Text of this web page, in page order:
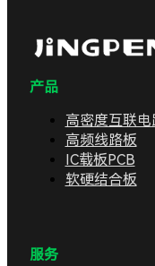
产品
高密度互联电
高频线路板
IC载板PCB
软硬结合板
服务